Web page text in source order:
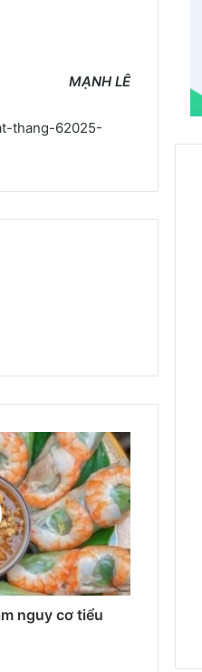
MẠNH LÊ
thang-62025-
nguy cơ tiểu